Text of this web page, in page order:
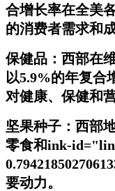
合增长率在全美
的消费者需求和
保健品：西部在
以5.9%的年复合
对健康、保健和
坚果种子：西部
零食和ink-id="l
要动力。